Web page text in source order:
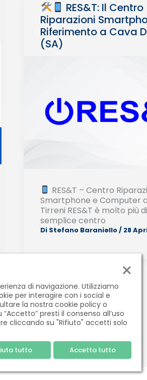
RES&T: Il Centro
Riparazioni
Riferimento a Cava
(SA)
RES&T – Centro
Smartphone e Computer a
Tirreni RES&T è molto più
semplice centro
Di Stefano Baraniello/ 28
×
di navigazione. Utilizziamo
per interagire con i social e
la nostra cookie policy o
“Accetto” presti il consenso all’uso
cliccando su "Rifiuto" accetti solo
Accetta tutto
tutto